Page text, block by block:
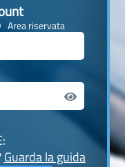
Area riservata
Guarda la guida